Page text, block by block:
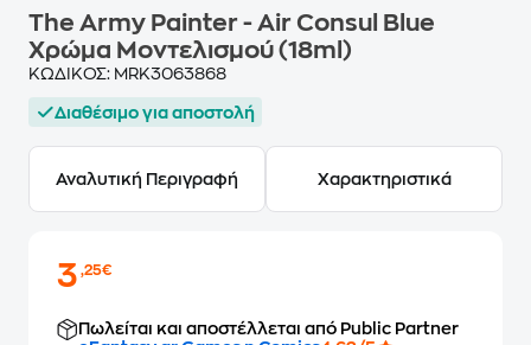
The Army Painter - Air Consul Blue
Χρώμα Μοντελισμού (18ml)
ΚΩΔΙΚΟΣ: MRK3063868
Διαθέσιμο για αποστολή
Αναλυτική Περιγραφή Χαρακτηριστικά
3,25€
Πωλείται και αποστέλλεται από Public Partner